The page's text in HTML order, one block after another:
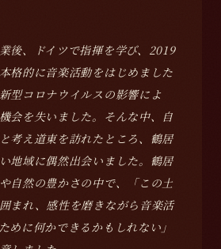
後、ドイツで指揮を学び、2019
格的に音楽活動をはじめました
型コロナウイルスの影響によ
会を失いました。そんな中、自
考え道東を訪れたところ、鶴居
地域に偶然出会いました。鶴居
自然の豊かさの中で、「この土
まれ、感性を磨きながら音楽活
めに何かできるかもしれない」